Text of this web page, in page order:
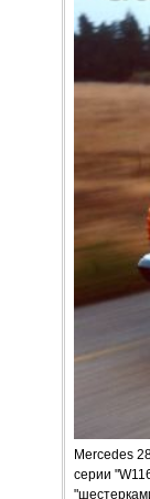
Mercedes
серии